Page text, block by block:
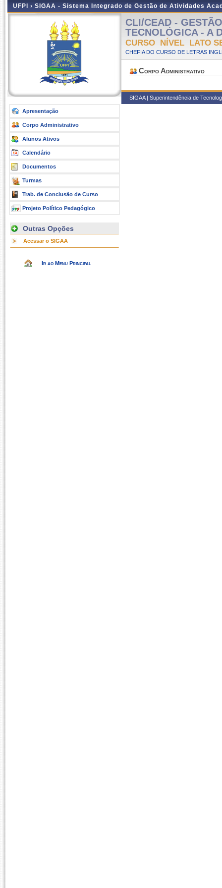
UFPI › SIGAA - Sistema Integrado de Gestão de Atividades
Apresentação
Corpo Administrativo
Alunos Ativos
Calendário
Documentos
Turmas
Trab. de Conclusão de Curso
Projeto Político Pedagógico
Outras Opções
Acessar o SIGAA
Ir ao Menu Principal
CLI/CEAD -
TECNOLÓGICA - A
CURSO NÍVEL LATO
CHEFIA DO CURSO DE LETRAS
Corpo Administrativo
SIGAA | Superintendência de